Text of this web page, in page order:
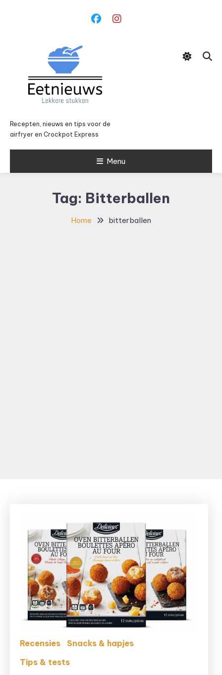
Recepten, nieuws en tips voor de
airfryer en Crockpot Express
Menu
Tag: Bitterballen
Home bitterballen
Recensies
Snacks & hapjes
Tips & tests